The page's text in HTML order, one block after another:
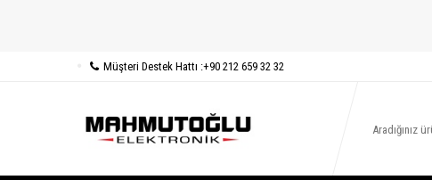
Müşteri Destek Hattı :+90 212 659 32 32